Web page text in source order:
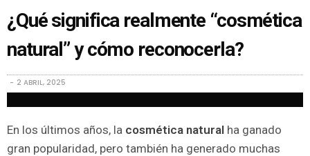
¿Qué significa realmente “cosmética
natural” y cómo reconocerla?
2 ABRIL, 2025
En los últimos años, la cosmética natural ha ganado
gran popularidad, pero también ha generado muchas